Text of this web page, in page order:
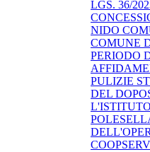
LGS. 36/
NIDO
COMUNE
PERIODO
PULIZIE
DEL